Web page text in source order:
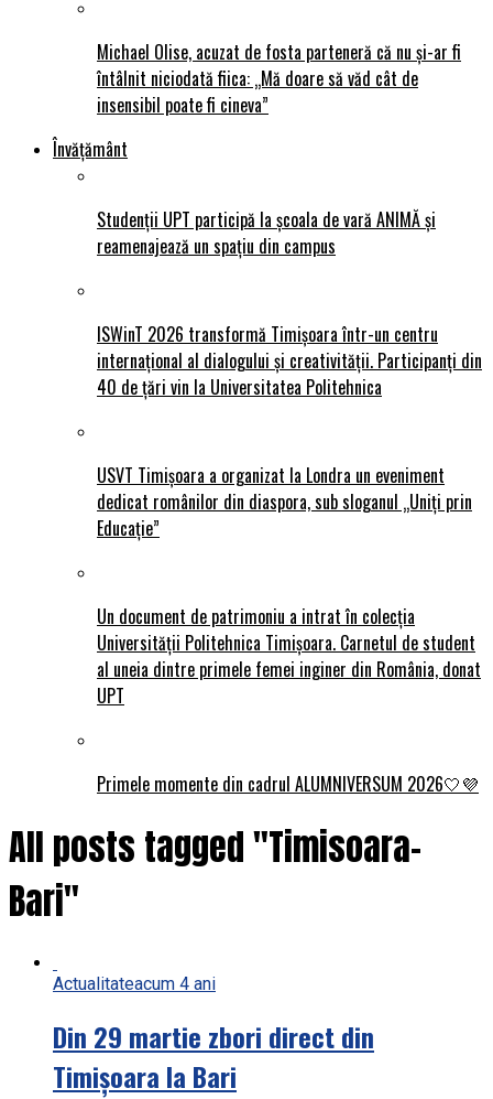
Michael Olise, acuzat de fosta parteneră că nu și-ar fi
întâlnit niciodată fiica: „Mă doare să văd cât de
insensibil poate fi cineva”
Învățământ
Studenții UPT participă la școala de vară ANIMĂ și
reamenajează un spațiu din campus
ISWinT 2026 transformă Timișoara într-un centru
internațional al dialogului și creativității. Participanți din
40 de țări vin la Universitatea Politehnica
USVT Timișoara a organizat la Londra un eveniment
dedicat românilor din diaspora, sub sloganul „Uniți prin
Educație”
Un document de patrimoniu a intrat în colecția
Universității Politehnica Timișoara. Carnetul de student
al uneia dintre primele femei inginer din România, donat
UPT
Primele momente din cadrul ALUMNIVERSUM 2026🤍💜
All posts tagged "Timisoara-
Bari"
Actualitateacum 4 ani
Din 29 martie zbori direct din
Timișoara la Bari